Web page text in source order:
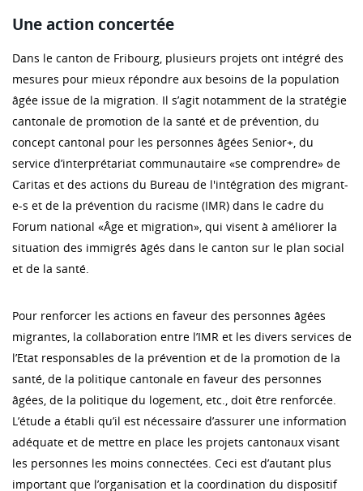
Une action concertée
Dans le canton de Fribourg, plusieurs projets ont intégré des
mesures pour mieux répondre aux besoins de la population
âgée issue de la migration. Il s’agit notamment de la stratégie
cantonale de promotion de la santé et de prévention, du
concept cantonal pour les personnes âgées Senior+, du
service d’interprétariat communautaire «se comprendre» de
Caritas et des actions du Bureau de l'intégration des migrant-
e-s et de la prévention du racisme (IMR) dans le cadre du
Forum national «Âge et migration», qui visent à améliorer la
situation des immigrés âgés dans le canton sur le plan social
et de la santé.
Pour renforcer les actions en faveur des personnes âgées
migrantes, la collaboration entre l’IMR et les divers services de
l’Etat responsables de la prévention et de la promotion de la
santé, de la politique cantonale en faveur des personnes
âgées, de la politique du logement, etc., doit être renforcée.
L’étude a établi qu’il est nécessaire d’assurer une information
adéquate et de mettre en place les projets cantonaux visant
les personnes les moins connectées. Ceci est d’autant plus
important que l’organisation et la coordination du dispositif